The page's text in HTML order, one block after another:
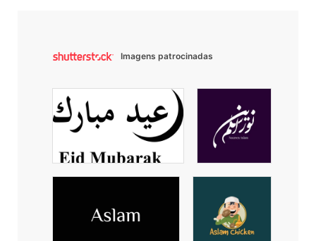
Imagens patrocinadas